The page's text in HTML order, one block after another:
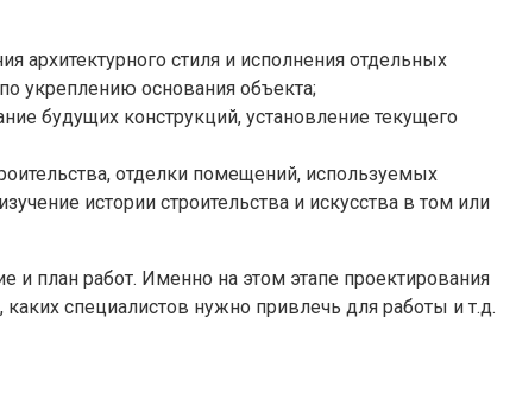
архитектурного стиля и исполнения отдельных
укреплению основания объекта;
будущих конструкций, установление текущего
отделки помещений, используемых
истории строительства и искусства в том или
и план работ. Именно на этом этапе проектирования
специалистов нужно привлечь для работы и т.д.